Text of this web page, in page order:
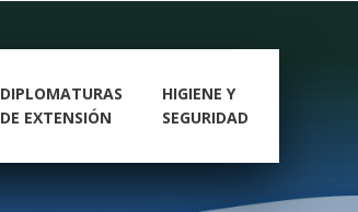
DIPLOMATURAS
DE EXTENSIÓN
HIGIENE Y
SEGURIDAD